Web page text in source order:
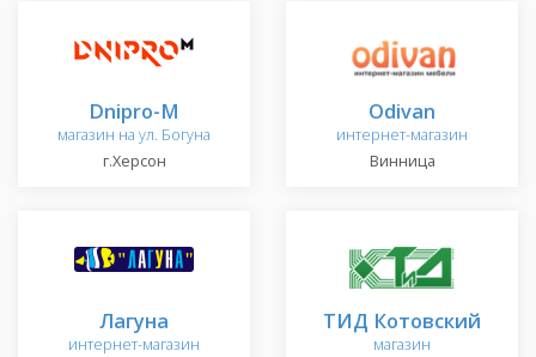
Dnipro-M
магазин на ул. Богуна
г.Херсон
Odivan
интернет-магазин
Винница
Лагуна
интернет-магазин
ТИД Котовский
магазин